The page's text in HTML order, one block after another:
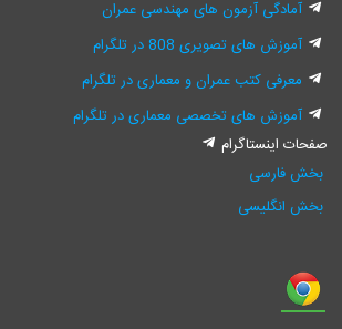
آمادگی آزمون های مهندسی عمران
آموزش های تصویری 808 در تلگرام
معرفی کتب عمران و معماری در تلگرام
آموزش های تخصصی معماری در تلگرام
صفحات اینستاگرام
بخش فارسی
بخش انگلیسی